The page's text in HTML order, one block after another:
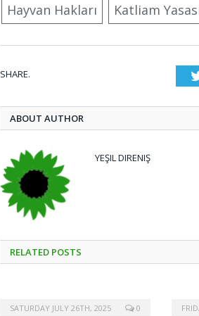
Hayvan Hakları Katliam
SHARE.
ABOUT AUTHOR
YEŞIL DIRENIŞ
RELATED POSTS
SATURDAY JULY 26TH, 2025 0